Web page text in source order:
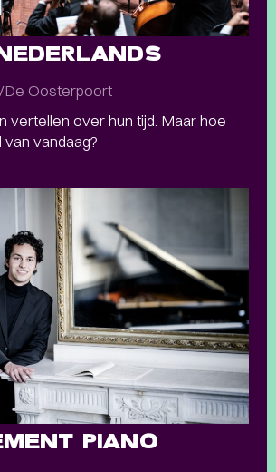
De Oosterpoort
vertellen over hun tijd. Maar hoe
vandaag?
PIANO